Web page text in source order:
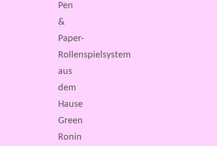
Pen
&
Paper-
Rollenspielsystem
aus
dem
Hause
Green
Ronin